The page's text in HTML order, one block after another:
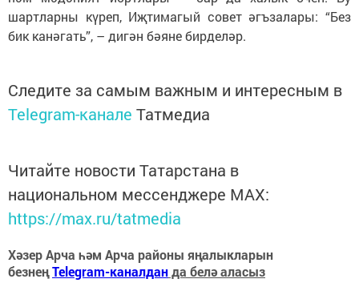
шартларны күреп, Иҗтимагый совет әгъзалары: “Без
бик канәгать”, – дигән бәяне бирделәр.
Следите за самым важным и интересным в
Telegram-канале Татмедиа
Читайте новости Татарстана в
национальном мессенджере MАХ:
https://max.ru/tatmedia
Хәзер Арча һәм Арча районы яңалыкларын
безнеңTelegram-каналданда белә аласыз